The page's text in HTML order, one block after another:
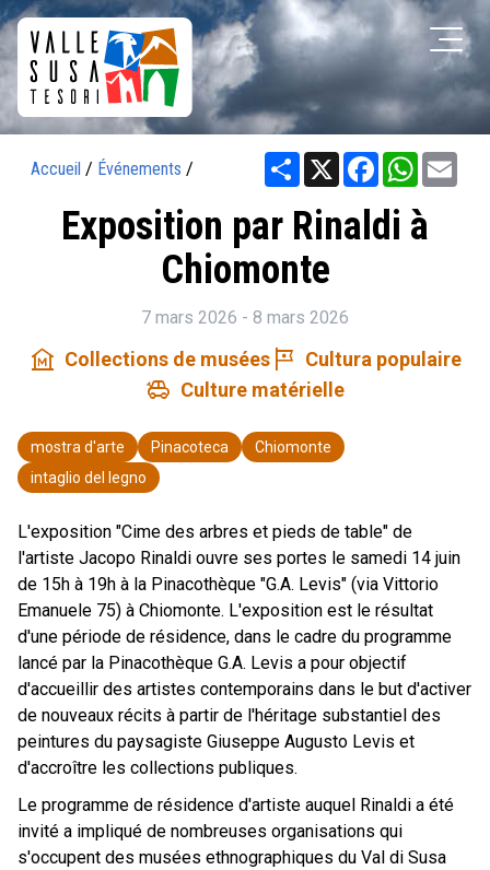
Accueil / Événements / Share X Facebook
Exposition par Rinaldi à
Chiomonte
7 mars 2026 - 8 mars 2026
museum Collections de muséestour Cultura populaire
toys Culture matérielle
mostra d'arte Pinacoteca
Chiomonte
intaglio del legno
L'exposition "Cime des arbres et pieds de table" de
l'artiste Jacopo Rinaldi ouvre ses portes le samedi 14 juin
de 15h à 19h à la Pinacothèque "G.A. Levis" (via Vittorio
Emanuele 75) à Chiomonte. L'exposition est le résultat
d'une période de résidence, dans le cadre du programme
lancé par la Pinacothèque G.A. Levis a pour objectif
d'accueillir des artistes contemporains dans le but d'activer
de nouveaux récits à partir de l'héritage substantiel des
peintures du paysagiste Giuseppe Augusto Levis et
d'accroître les collections publiques.
Le programme de résidence d'artiste auquel Rinaldi a été
invité a impliqué de nombreuses organisations qui
s'occupent des musées ethnographiques du Val di Susa